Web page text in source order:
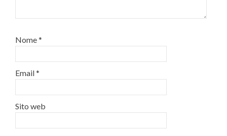
Nome*
Email*
Sito web